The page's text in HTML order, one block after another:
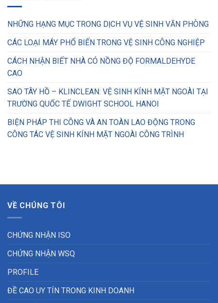
NHỮNG HẠNG MỤC TRONG DỊCH VỤ VỆ SINH VĂN PHÒNG
CÁC LOẠI MÁY PHỔ BIẾN TRONG VỆ SINH CÔNG NGHIỆP
CÁCH NHẬN BIẾT NHÀ CÓ NỒNG ĐỘ FORMALDEHYDE
CAO
SAO TÂY HỒ – KLINCLEAN: VỆ SINH KÍNH MẶT NGOÀI TẠI
TRƯỜNG QUỐC TẾ DWIGHT SCHOOL HANOI
BIỆN PHÁP THI CÔNG VÀ AN TOÀN LAO ĐỘNG TRONG
CÔNG TÁC VỆ SINH KÍNH MẶT NGOÀI CÔNG TRÌNH
VỀ CHÚNG TÔI
CHỨNG NHẬN ISO
CHỨNG NHẬN WSQ
PROFILE
ĐỀ CAO UY TÍN TRONG KINH DOANH